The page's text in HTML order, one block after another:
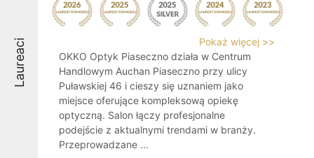
Laureaci
Pokaż więcej >>
OKKO Optyk Piaseczno działa w Centrum
Handlowym Auchan Piaseczno przy ulicy
Puławskiej 46 i cieszy się uznaniem jako
miejsce oferujące kompleksową opiekę
optyczną. Salon łączy profesjonalne
podejście z aktualnymi trendami w branży.
Przeprowadzane ...